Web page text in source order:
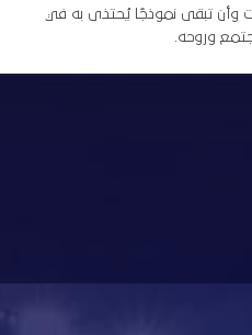
وأن تبقى نموذجًا يُحتذى به في
وروحه.